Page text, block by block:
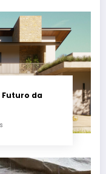
Futuro da